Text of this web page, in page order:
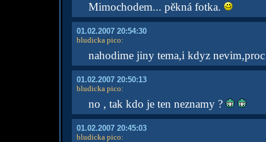
Mimochodem... pěkná fotka.
01.02.2007 20:54:30
bludicka pico:
nahodime jiny tema,i kdyz
01.02.2007 20:50:13
bludicka pico:
no , tak kdo je ten neznamy ?
01.02.2007 20:45:03
bludicka pico: